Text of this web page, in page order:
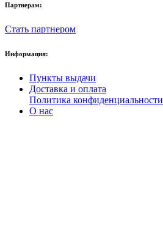
Партнерам:
Стать партнером
Информация:
Пункты выдачи
Доставка и оплата
Политика конфиденциальности
О нас